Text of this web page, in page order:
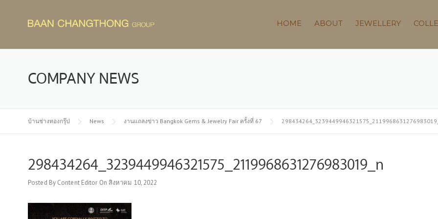
HOME ABOUT JEWELLERY
COMPANY NEWS
บ้านช่างทองกรุ๊ป News งานแถลงข่าว Bangkok Gems & Jewelry Fair ครั้งที่ 67
298434264_3239449946321575_2119968631276983019_n
Posted By Content Editor On สิงหาคม 10, 2022